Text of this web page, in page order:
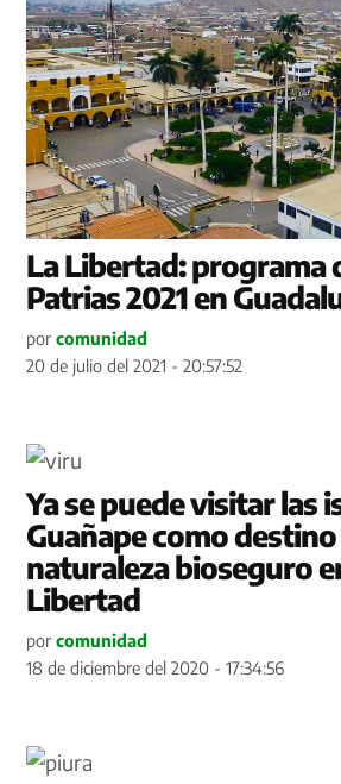
La Libertad: programa
Patrias 2021 en
por comunidad
20 de julio del 2021 - 20:57:52
Ya se puede visitar las
Guañape como
naturaleza bioseguro
Libertad
por comunidad
18 de diciembre del 2020 - 17:34:56